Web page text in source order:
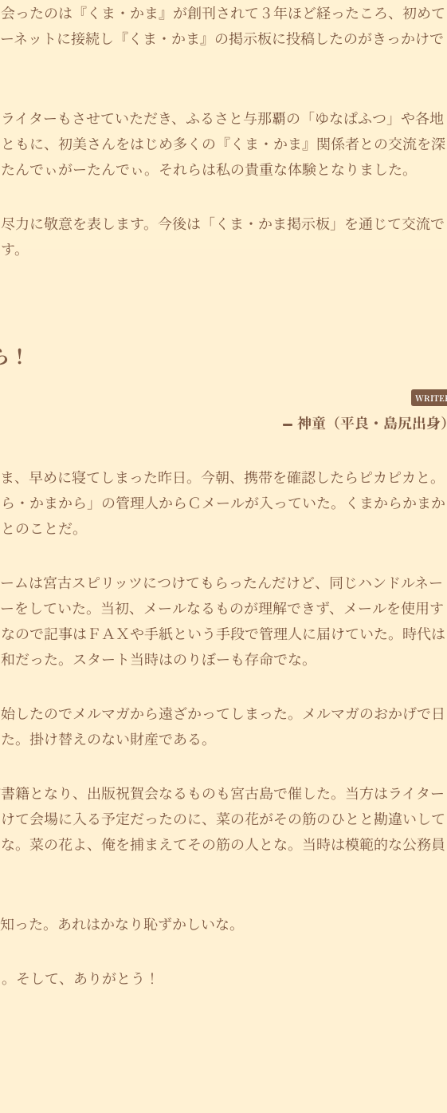
ったのは『くま・かま』が創刊されて３年ほど経ったころ、初めて
ネットに接続し『くま・かま』の掲示板に投稿したのがきっかけで
イターもさせていただき、ふるさと与那覇の「ゆなぱふつ」や各地
もに、初美さんをはじめ多くの『くま・かま』関係者との交流を深
んでぃがーたんでぃ。それらは私の貴重な体験となりました。
力に敬意を表します。今後は「くま・かま掲示板」を通じて交流で
。
神童（平良・島尻出身）
、早めに寝てしまった昨日。今朝、携帯を確認したらピカピカと。
・かまから」の管理人からＣメールが入っていた。くまからかまか
のことだ。
ムは宮古スピリッツにつけてもらったんだけど、同じハンドルネー
をしていた。当初、メールなるものが理解できず、メールを使用す
ので記事はＦＡＸや手紙という手段で管理人に届けていた。時代は
だった。スタート当時はのりぼーも存命でな。
したのでメルマガから遠ざかってしまった。メルマガのおかげで日
。掛け替えのない財産である。
籍となり、出版祝賀会なるものも宮古島で催した。当方はライター
て会場に入る予定だったのに、菜の花がその筋のひとと勘違いして
。菜の花よ、俺を捕まえてその筋の人とな。当時は模範的な公務員
った。あれはかなり恥ずかしいな。
そして、ありがとう！